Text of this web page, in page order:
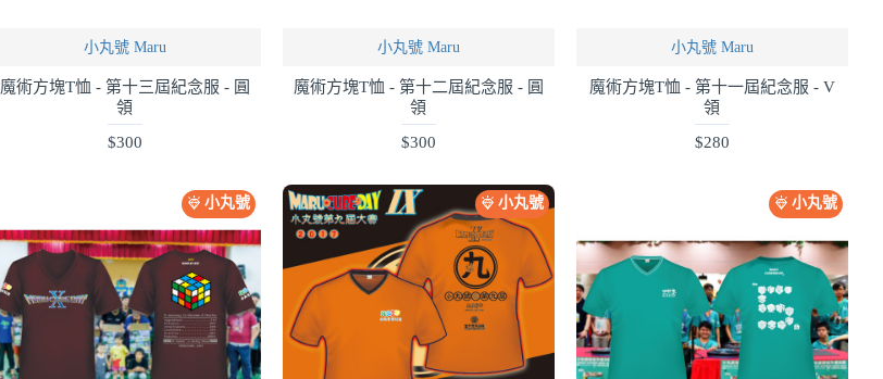
小丸號 Maru
魔術方塊T恤 - 第十三屆紀念服 - 圓
領
$300
小丸號 Maru
魔術方塊T恤 - 第十二屆紀念服 - 圓
領
$300
小丸號 Maru
魔術方塊T恤 - 第十一屆紀念服 - V
領
$280
小丸號 小丸號 小丸號